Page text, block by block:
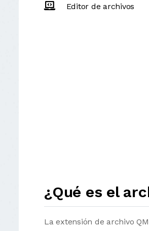
Editor de archivos
¿Qué es el
La extensión de archivo